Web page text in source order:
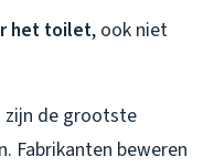
het toilet, ook niet
zijn de grootste
Fabrikanten beweren